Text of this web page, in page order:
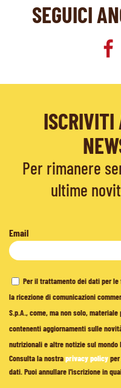
SEGUICI
Per rimanere
ultime
Email
Per il trattamento dei dati per
la ricezione di comunicazioni
S.p.A., come, ma non solo,
contenenti aggiornamenti sulle
nutrizionali e altre notizie sul mondo
Consulta la nostraprivacy policy
dati. Puoi annullare l'iscrizione in